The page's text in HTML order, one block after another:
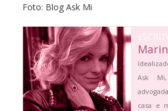
Foto: Blog Ask Mi
Ask
casa e